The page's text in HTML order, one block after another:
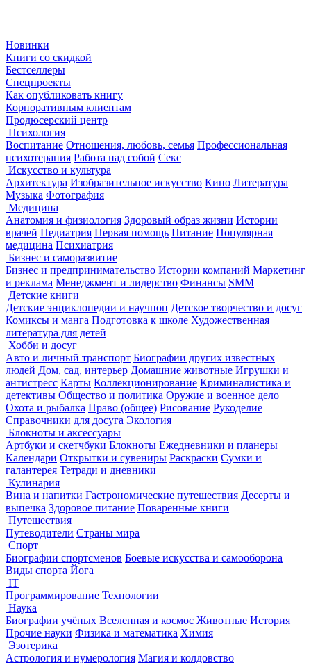
Новинки
Книги со скидкой
Бестселлеры
Спецпроекты
Как опубликовать книгу
Корпоративным клиентам
Продюсерский центр
Психология
Воспитание Отношения, любовь, семья Профессиональная
психотерапия Работа над собой Секс
Искусство и культура
Архитектура Изобразительное искусство Кино Литература
Музыка Фотография
Медицина
Анатомия и физиология Здоровый образ жизни Истории
врачей Педиатрия Первая помощь Питание Популярная
медицина Психиатрия
Бизнес и саморазвитие
Бизнес и предпринимательство Истории компаний Маркетинг
и реклама Менеджмент и лидерство Финансы SMM
Детские книги
Детские энциклопедии и научпоп Детское творчество и досуг
Комиксы и манга Подготовка к школе Художественная
литература для детей
Хобби и досуг
Авто и личный транспорт Биографии других известных
людей Дом, сад, интерьер Домашние животные Игрушки и
антистресс Карты Коллекционирование Криминалистика и
детективы Общество и политика Оружие и военное дело
Охота и рыбалка Право (общее) Рисование Рукоделие
Справочники для досуга Экология
Блокноты и аксессуары
Артбуки и скетчбуки Блокноты Ежедневники и планеры
Календари Открытки и сувениры Раскраски Сумки и
галантерея Тетради и дневники
Кулинария
Вина и напитки Гастрономические путешествия Десерты и
выпечка Здоровое питание Поваренные книги
Путешествия
Путеводители Страны мира
Спорт
Биографии спортсменов Боевые искусства и самооборона
Виды спорта Йога
IT
Программирование Технологии
Наука
Биографии учёных Вселенная и космос Животные История
Прочие науки Физика и математика Химия
Эзотерика
Астрология и нумерология Магия и колдовство